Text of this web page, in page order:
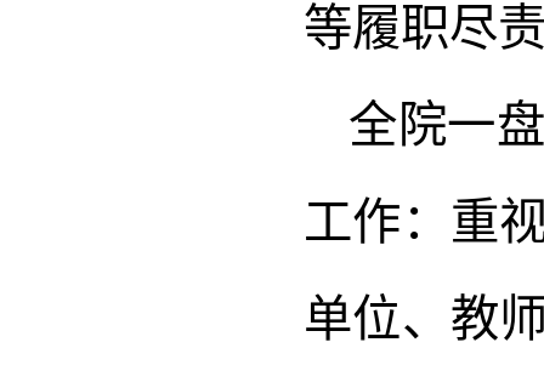
等履职尽
全院一
工作：重
单位、教